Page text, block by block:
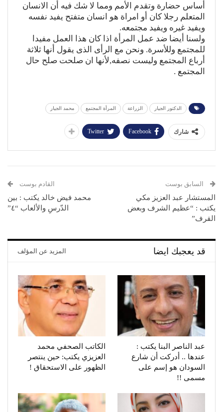
أساس حضارة وتقدم الأمم ومما لا شك فيه أن الانسان
المتعلم رجلا كان أو امراة هو انسان متفتح يفيد نفسه
ويفيد غيره ويفيد مجتمعه.
ولسنا أيضا ضد عمل المرأة اذا كان هذا العمل مفيدا
للمجتمع وللأسرة. ونحن مع الرأى الذى يقول أنها ثلاثة
أرباع المجتمع وليست نصفه,لأنها ان صلحت صلح حال
المجتمع .
الدكتور الجيار الزراعة المرأة المجتمع محمد الجيار
شارك Facebook
Twitter
السابق بوست
المستشار عبد العزيز مكي
يكتب : “عظيم الشرف وبعض
القرف”
القادم بوست
محمد فيض خالد يكتب : بين
الدّرسِ والألعاب “٤”
قد يعجبك ايضا المزيد عن المؤلف
عبد الناصر البنا يكتب :
عندها .. أدركت أن شارع
السودان هو إسم على
مسمى !!
الكاتب الصحفي محمد
العزيزي يكتب: حين ينتصر
الظهور على الاستحقاق !